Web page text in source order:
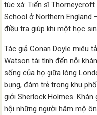
túc xá: Tiến sĩ
School ở Northern England
điều tra giúp khi một học
Tác giả Conan Doyle miêu
Watson tài tình đến nỗi
sống của họ giữa lòng
bụng, đám trẻ trong khu
giới Sherlock Holmes.
hội những người hâm mộ